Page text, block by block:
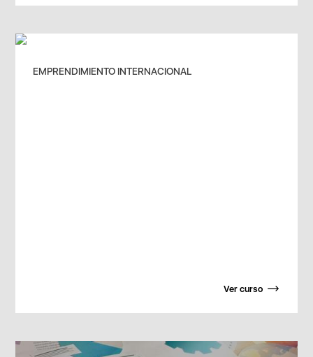
EMPRENDIMIENTO INTERNACIONAL
Ver curso